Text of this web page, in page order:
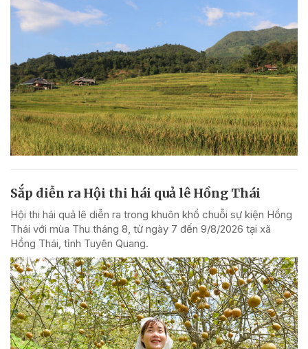
Sắp diễn ra Hội thi hái quả lê Hồng Thái
Hội thi hái quả lê diễn ra trong khuôn khổ chuỗi sự kiện Hồng
Thái với mùa Thu tháng 8, từ ngày 7 đến 9/8/2026 tại xã
Hồng Thái, tỉnh Tuyên Quang.